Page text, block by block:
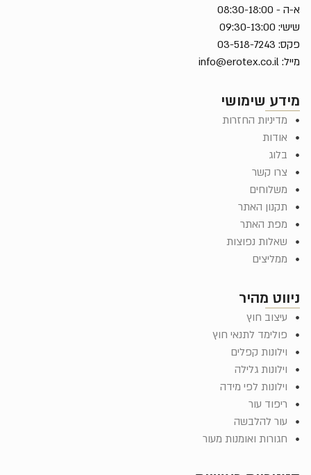
ניווט מהיר
עיצוב חוץ
פולימד לתנאי חוץ
וילונות קפלים
וילונות גלילה
וילונות לפי מידה
ריפוד עור
עור להלבשה
חגורות ואומנות מעור
מידע שימושי
מדיניות החזרות
אודות
בלוג
צרו קשר
משלוחים
תקנון האתר
מפת האתר
שאלות נפוצות
ממליצים
א-ה - 08:30-18:00
שישי: 09:30-13:00
פקס: 03-518-7243
מייל:info@erotex.co.il